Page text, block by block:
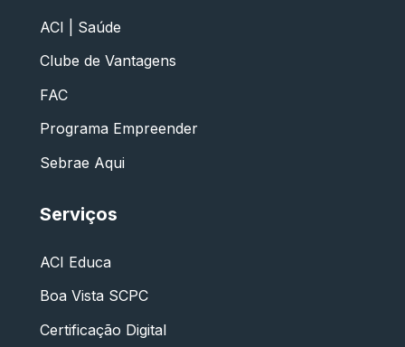
ACI | Saúde
Clube de Vantagens
FAC
Programa Empreender
Sebrae Aqui
Serviços
ACI Educa
Boa Vista SCPC
Certificação Digital